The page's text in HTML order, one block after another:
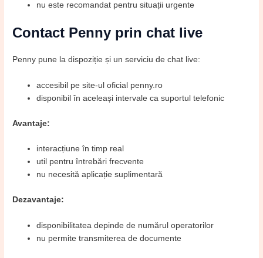
nu este recomandat pentru situații urgente
Contact Penny prin chat live
Penny pune la dispoziție și un serviciu de chat live:
accesibil pe site-ul oficial penny.ro
disponibil în aceleași intervale ca suportul telefonic
Avantaje:
interacțiune în timp real
util pentru întrebări frecvente
nu necesită aplicație suplimentară
Dezavantaje:
disponibilitatea depinde de numărul operatorilor
nu permite transmiterea de documente